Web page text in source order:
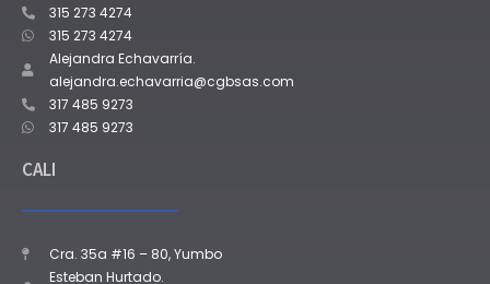
315 273 4274
315 273 4274
Alejandra Echavarría.
alejandra.echavarria@cgbsas.com
317 485 9273
317 485 9273
CALI
Cra. 35a #16 – 80, Yumbo
Esteban Hurtado.